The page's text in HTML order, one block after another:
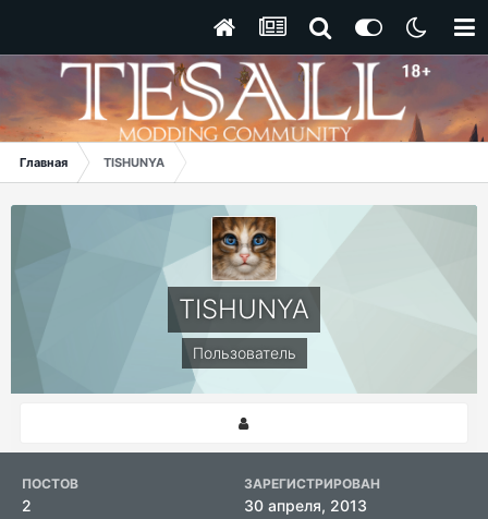
Главная TISHUNYA
TISHUNYA
Пользователь
ПОСТОВ
2
ЗАРЕГИСТРИРОВАН
30 апреля, 2013